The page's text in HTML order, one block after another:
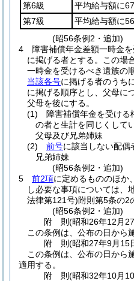
第6級
平均給与額に
第7級
平均給与額に
(昭56条例2・追加)
4
障害補償年金差額一時金
に掲げる者とする。
この場
一時金を受けるべき遺族の
当該各号に掲げる者のうち
に掲げる順序とし、父母に
父母を後にする。
(1)
障害補償年金を受ける
の者と生計を同じくして
父母及び兄弟姉妹
(2)
前号に該当しない配偶
兄弟姉妹
(昭56条例2・追加)
5
前2項に定めるもののほか
し必要な事項については、
法律第121号)附則第5条の2
(昭56条例2・追加)
附 則(昭和26年12月
この条例は、公布の日から
附 則(昭和27年9月15
この条例は、公布の日から
適用する。
附 則(昭和32年10月